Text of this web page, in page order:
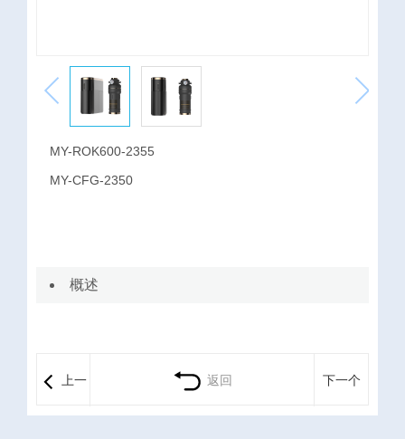
MY-ROK600-2355
MY-CFG-2350
概述
上一 返回 下一个